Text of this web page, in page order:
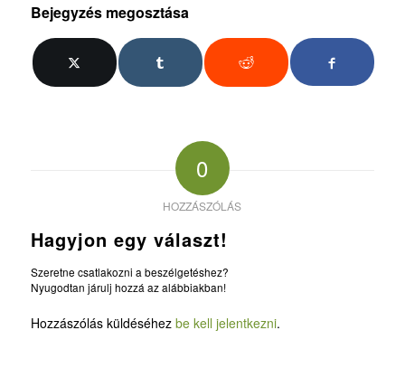
Bejegyzés megosztása
0
HOZZÁSZÓLÁS
Hagyjon egy választ!
Szeretne csatlakozni a beszélgetéshez?
Nyugodtan járulj hozzá az alábbiakban!
Hozzászólás küldéséhez be kell jelentkezni.